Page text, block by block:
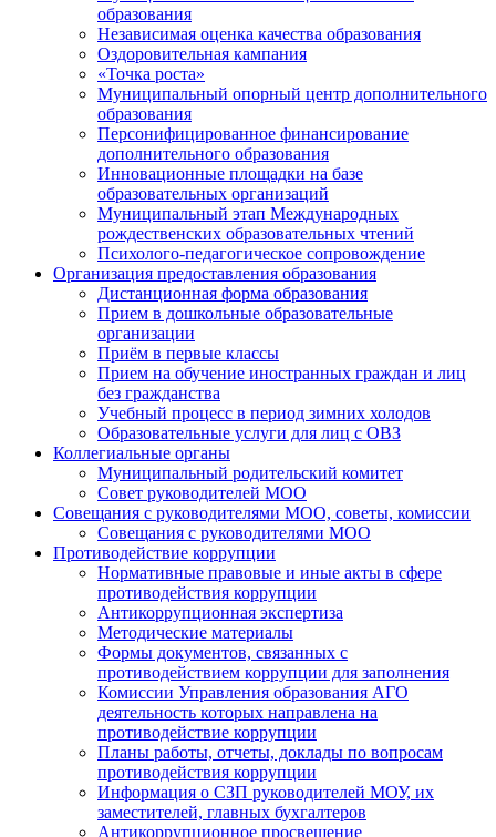
образования
Независимая оценка качества образования
Оздоровительная кампания
«Точка роста»
Муниципальный опорный центр дополнительного
образования
Персонифицированное финансирование
дополнительного образования
Инновационные площадки на базе
образовательных организаций
Муниципальный этап Международных
рождественских образовательных чтений
Психолого-педагогическое сопровождение
Организация предоставления образования
Дистанционная форма образования
Прием в дошкольные образовательные
организации
Приём в первые классы
Прием на обучение иностранных граждан и лиц
без гражданства
Учебный процесс в период зимних холодов
Образовательные услуги для лиц с ОВЗ
Коллегиальные органы
Муниципальный родительский комитет
Совет руководителей МОО
Совещания с руководителями МОО, советы, комиссии
Совещания с руководителями МОО
Противодействие коррупции
Нормативные правовые и иные акты в сфере
противодействия коррупции
Антикоррупционная экспертиза
Методические материалы
Формы документов, связанных с
противодействием коррупции для заполнения
Комиссии Управления образования АГО
деятельность которых направлена на
противодействие коррупции
Планы работы, отчеты, доклады по вопросам
противодействия коррупции
Информация о СЗП руководителей МОУ, их
заместителей, главных бухгалтеров
Антикоррупционное просвещение